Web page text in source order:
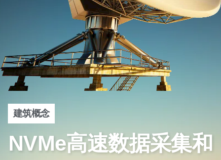
建筑概念
NVMe高速数据采集和